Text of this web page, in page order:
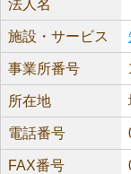
法人名
施設・サービス
事業所番号
所在地
電話番号
FAX番号